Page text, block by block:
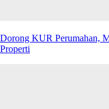
Dorong KUR Perumahan,
Properti